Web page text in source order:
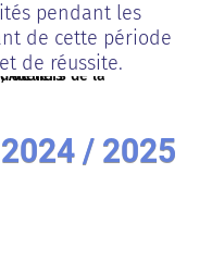
pendant les
de cette période
de réussite.
/ 2025